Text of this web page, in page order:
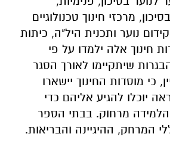
מרכזי חינוך טכנולוגיים
נוער ותכנית היל"ה, כיתות
חינוך אלה ילמדו על פי
שיתקיימו לאורך הסגר
כי מוסדות החינוך יישארו
יוכלו להגיע אליהם כדי
מרחוק. בבתי הספר
המרחק, ההיגיינה והבריאות.